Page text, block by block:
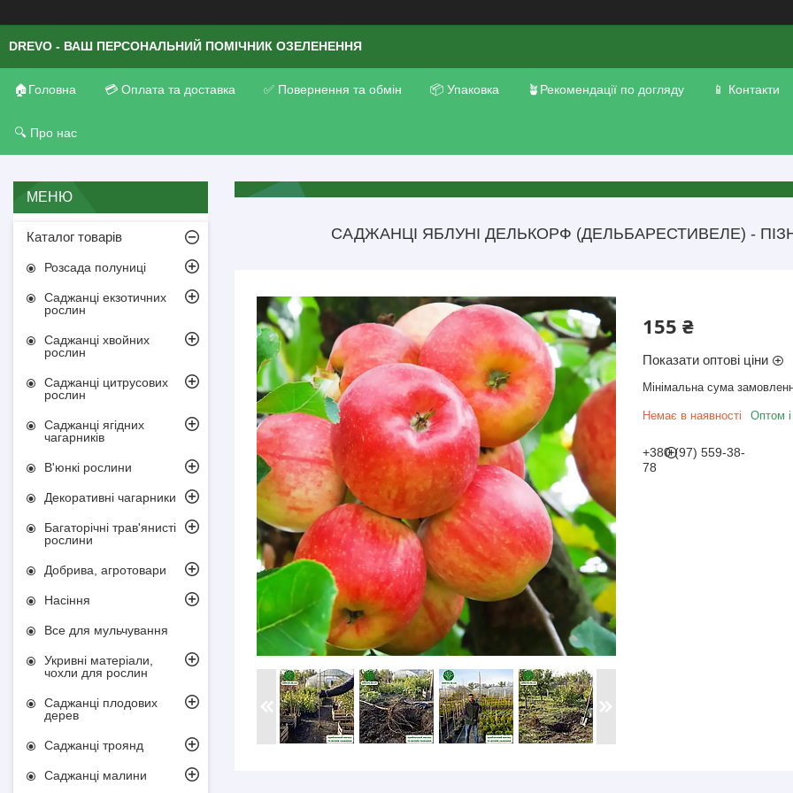
DREVO - ВАШ ПЕРСОНАЛЬНИЙ ПОМІЧНИК ОЗЕЛЕНЕННЯ
🏠Головна 💳 Оплата та доставка ✅ Повернення та обмін 📦 Упаковка 🪴Рекомендації по догляду 📱 Контакти
🔍 Про нас
САДЖАНЦІ ЯБЛУНІ ДЕЛЬКОРФ (ДЕЛЬБАРЕСТИВЕЛЕ) -
155 ₴
Показати оптові ціни
Мінімальна сума
Немає в наявності Оптом і
+380 (97) 559-38-
78
Каталог товарів
Розсада полуниці
Саджанці екзотичних
рослин
Саджанці хвойних
рослин
Саджанці цитрусових
рослин
Саджанці ягідних
чагарників
В'юнкі рослини
Декоративні чагарники
Багаторічні трав'янисті
рослини
Добрива, агротовари
Насіння
Все для мульчування
Укривні матеріали,
чохли для рослин
Саджанці плодових
дерев
Саджанці троянд
Саджанці малини